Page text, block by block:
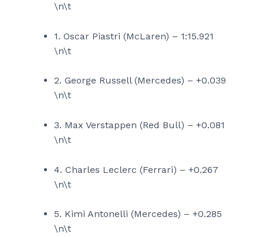
\n\t
1. Oscar Piastri (McLaren) – 1:15.921
\n\t
2. George Russell (Mercedes) – +0.039
\n\t
3. Max Verstappen (Red Bull) – +0.081
\n\t
4. Charles Leclerc (Ferrari) – +0.267
\n\t
5. Kimi Antonelli (Mercedes) – +0.285
\n\t